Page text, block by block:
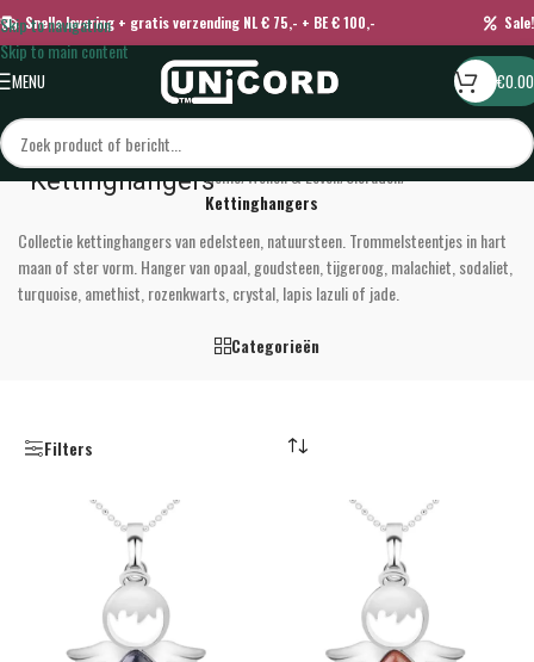
Skip to navigation
Skip to main content
Snelle levering + gratis verzending NL € 75,- + BE € 100,- Sale!
MENU €0.00
KettinghangersHome/Wonen & Leven/Sieraden/
Kettinghangers
Collectie kettinghangers van edelsteen, natuursteen. Trommelsteentjes in hart
maan of ster vorm. Hanger van opaal, goudsteen, tijgeroog, malachiet, sodaliet,
turquoise, amethist, rozenkwarts, crystal, lapis lazuli of jade.
Categorieën
Filters